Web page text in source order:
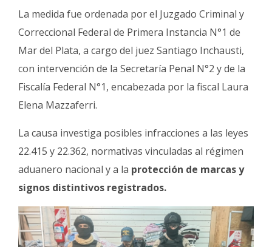
La medida fue ordenada por el Juzgado Criminal y
Correccional Federal de Primera Instancia N°1 de
Mar del Plata, a cargo del juez Santiago Inchausti,
con intervención de la Secretaría Penal N°2 y de la
Fiscalía Federal N°1, encabezada por la fiscal Laura
Elena Mazzaferri.
La causa investiga posibles infracciones a las leyes
22.415 y 22.362, normativas vinculadas al régimen
aduanero nacional y a la protección de marcas y
signos distintivos registrados.